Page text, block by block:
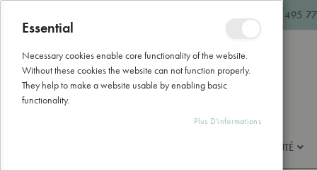
contenu
+32 495
BIEN-ÊTRE & SANTÉ
Fermer
Essential
Necessary cookies enable core functionality of the website.
Without these cookies the website can not function properly.
They help to make a website usable by enabling basic
functionality.
Plus D'informations